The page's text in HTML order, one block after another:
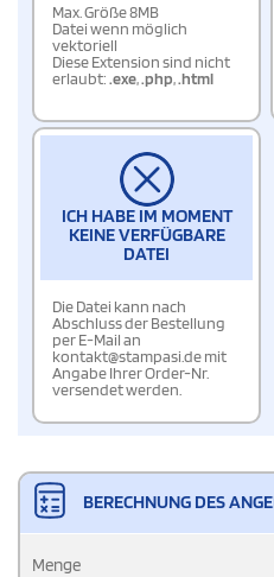
Max. Größe 8MB
Datei wenn möglich
vektoriell
Diese Extension sind nicht
erlaubt:.exe,.php,.html
ICH HABE IM MOMENT
KEINE VERFÜGBARE
DATEI
Die Datei kann nach
Abschluss der Bestellung
per E-Mail an
kontakt@stampasi.de mit
Angabe Ihrer Order-Nr.
versendet werden.
BERECHNUNG DES
Menge